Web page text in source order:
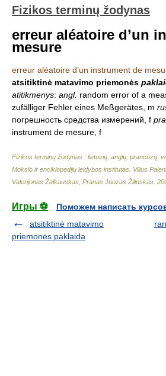
Fizikos terminų žodynas
erreur aléatoire d’un
mesure
erreur aléatoire d’un instrument de
atsitiktinė matavimo priemonės
atitikmenys: angl. random error of a
zufälliger Fehler eines Meßgerätes, m
погрешность средства измерений, f
instrument de mesure, f
Fizikos terminų žodynas : lietuvių, anglų, prancūzų,
Mokslo ir enciklopedijų leidybos institutas Vilius
Valerijonas Žalkauskas, Pranas Juozas Žilinskas
Игры ⚽
Поможем написать
atsitiktinė matavimo
priemonės paklaida